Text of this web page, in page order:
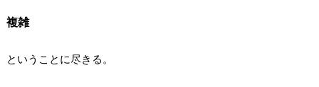
複雑
ということに尽きる。